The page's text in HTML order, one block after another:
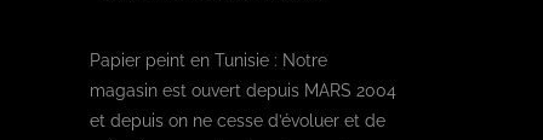
Papier peint en Tunisie : Notre
magasin est ouvert depuis MARS 2004
et depuis on ne cesse d’évoluer et de